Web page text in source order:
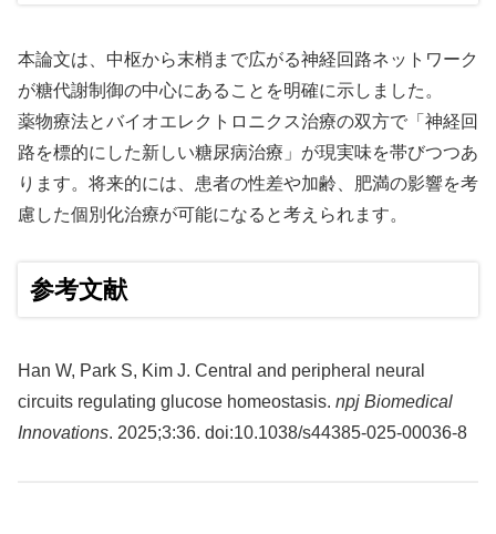
本論文は、中枢から末梢まで広がる神経回路ネットワーク
が糖代謝制御の中心にあることを明確に示しました。
薬物療法とバイオエレクトロニクス治療の双方で「神経回
路を標的にした新しい糖尿病治療」が現実味を帯びつつあ
ります。将来的には、患者の性差や加齢、肥満の影響を考
慮した個別化治療が可能になると考えられます。
参考文献
Han W, Park S, Kim J. Central and peripheral neural
circuits regulating glucose homeostasis. npj Biomedical
Innovations. 2025;3:36. doi:10.1038/s44385-025-00036-8